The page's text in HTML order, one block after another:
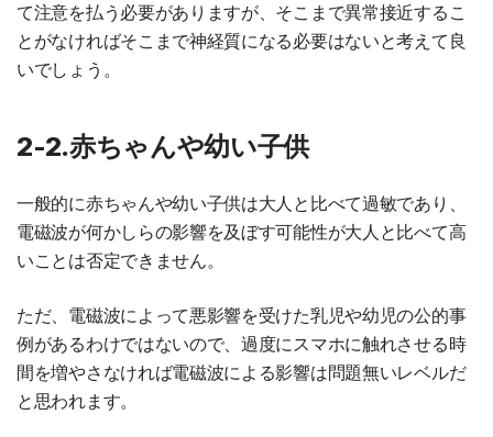
て注意を払う必要がありますが、そこまで異常接近するこ
とがなければそこまで神経質になる必要はないと考えて良
いでしょう。
2-2.赤ちゃんや幼い子供
一般的に赤ちゃんや幼い子供は大人と比べて過敏であり、
電磁波が何かしらの影響を及ぼす可能性が大人と比べて高
いことは否定できません。
ただ、電磁波によって悪影響を受けた乳児や幼児の公的事
例があるわけではないので、過度にスマホに触れさせる時
間を増やさなければ電磁波による影響は問題無いレベルだ
と思われます。